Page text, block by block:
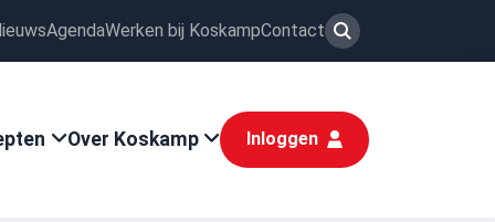
AgendaWerken bij KoskampContact
Over Koskamp Inloggen